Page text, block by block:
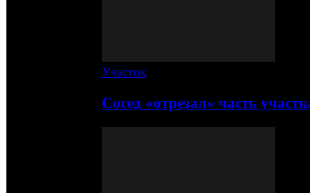
Участок
Сосед «отрезал» часть